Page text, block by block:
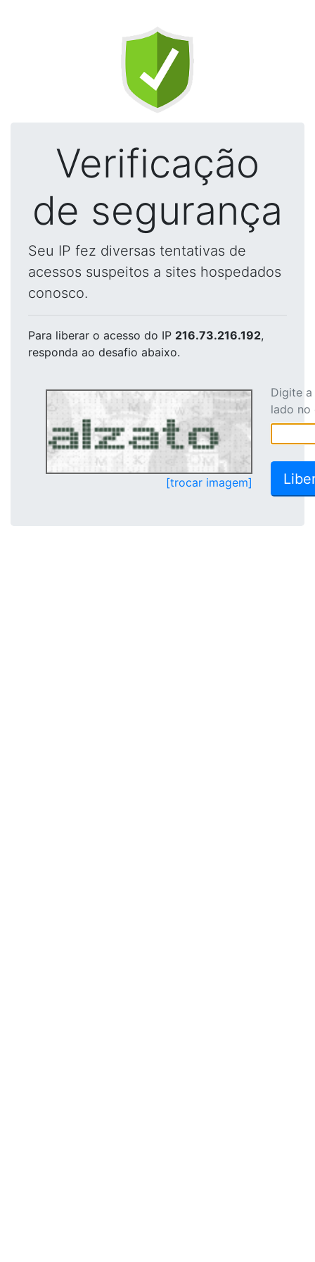
Verificação
de segurança
Seu IP fez diversas tentativas de
acessos suspeitos a sites hospedados
conosco.
Para liberar o acesso do IP 216.73.216.192,
responda ao desafio abaixo.
[trocar imagem]
Digite
lado no